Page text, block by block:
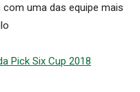
uma das equipe mais
Pick Six Cup 2018